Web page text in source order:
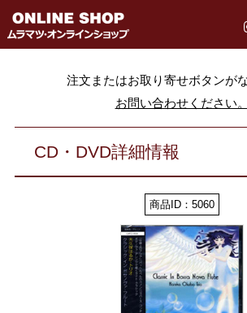
注文またはお取り寄せボタンが
お問い合わせください。
CD・DVD詳細情報
商品ID：5060